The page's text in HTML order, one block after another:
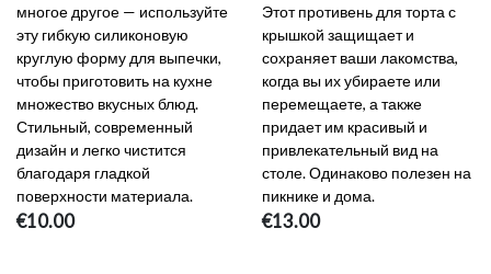
многое другое — используйте
эту гибкую силиконовую
круглую форму для выпечки,
чтобы приготовить на кухне
множество вкусных блюд.
Стильный, современный
дизайн и легко чистится
благодаря гладкой
поверхности материала.
€10.00
Этот противень для торта с
крышкой защищает и
сохраняет ваши лакомства,
когда вы их убираете или
перемещаете, а также
придает им красивый и
привлекательный вид на
столе. Одинаково полезен на
пикнике и дома.
€13.00